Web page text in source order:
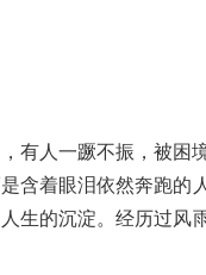
有人一蹶不振，被困
含着眼泪依然奔跑的
生的沉淀。经历过风